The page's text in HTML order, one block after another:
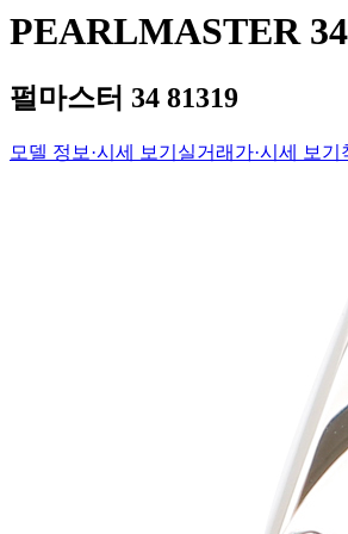
PEARLMASTER
펄마스터 34 81319
모델 정보·시세 보기 실거래가·시세 보기